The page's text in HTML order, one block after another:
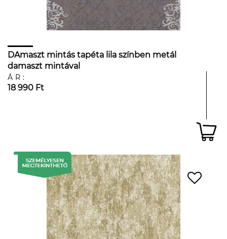
DAmaszt mintás tapéta lila színben metál
damaszt mintával
ÁR:
18 990 Ft